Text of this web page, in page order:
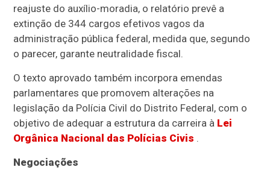
reajuste do auxílio-moradia, o relatório prevê a
extinção de 344 cargos efetivos vagos da
administração pública federal, medida que, segundo
o parecer, garante neutralidade fiscal.
O texto aprovado também incorpora emendas
parlamentares que promovem alterações na
legislação da Polícia Civil do Distrito Federal, com o
objetivo de adequar a estrutura da carreira à Lei
Orgânica Nacional das Polícias Civis .
Negociações